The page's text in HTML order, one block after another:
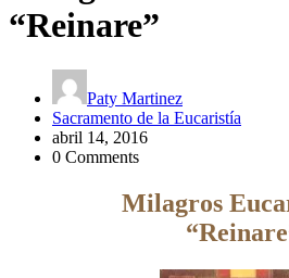
“Reinare”
Paty Martinez
Sacramento de la Eucaristía
abril 14, 2016
0 Comments
Milagros